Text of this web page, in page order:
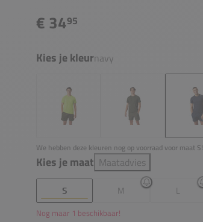
€ 3495
Kies je kleurnavy
We hebben deze kleuren nog op voorraad voor maat S!
Kies je maat Maatadvies
S M L
Nog maar 1 beschikbaar!